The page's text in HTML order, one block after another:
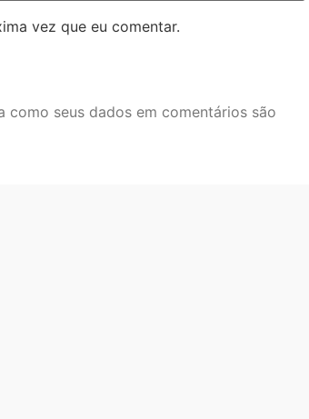
vez que eu comentar.
como seus dados em comentários são